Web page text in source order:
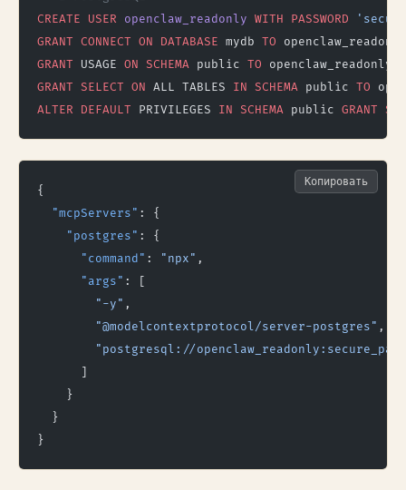
CREATE USER openclaw_readonly WITH PASSWORD
GRANT CONNECT ON DATABASE mydb TO
GRANT USAGE ON SCHEMA public TO openclaw_readonly;
GRANT SELECT ON ALL TABLES IN SCHEMA public TO
ALTER DEFAULT PRIVILEGES IN SCHEMA public GRANT
{
  "mcpServers"
: {
    "postgres"
: {
      "command"
: "npx" ,
      "args"
: [
        "-y"
,
        "@modelcontextprotocol/server-postgres"
,
"postgresql://
      ]
    }
  }
}
Копировать